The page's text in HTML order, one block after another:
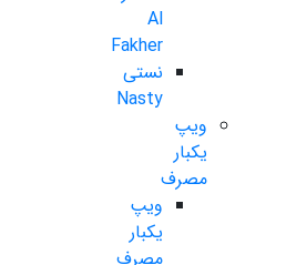
Al
Fakher
نستی
Nasty
ویپ
یکبار
مصرف
ویپ
یکبار
مصرف